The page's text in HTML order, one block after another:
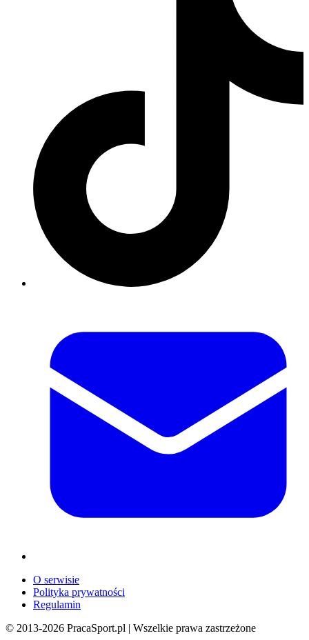
O serwisie
Polityka prywatności
Regulamin
© 2013-2026 PracaSport.pl | Wszelkie prawa zastrzeżone